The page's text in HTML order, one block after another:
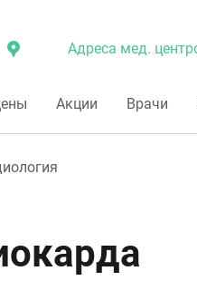
Адреса мед.
Акции Врачи